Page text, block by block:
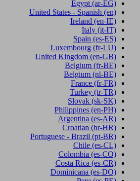
Egypt (ar-EG)
United States - Spanish (en)
Ireland (en-IE)
Italy (it-IT)
Spain (es-ES)
Luxembourg (fr-LU)
United Kingdom (en-GB)
Belgium (fr-BE)
Belgium (nl-BE)
France (fr-FR)
Turkey (tr-TR)
Slovak (sk-SK)
Philippines (en-PH)
Argentina (es-AR)
Croatian (hr-HR)
Portuguese - Brazil (pt-BR)
Chile (es-CL)
Colombia (es-CO)
Costa Rica (es-CR)
Dominicana (es-DO)